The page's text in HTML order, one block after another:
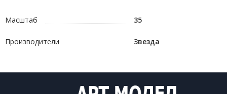
Масштаб 35
Производители Звезда